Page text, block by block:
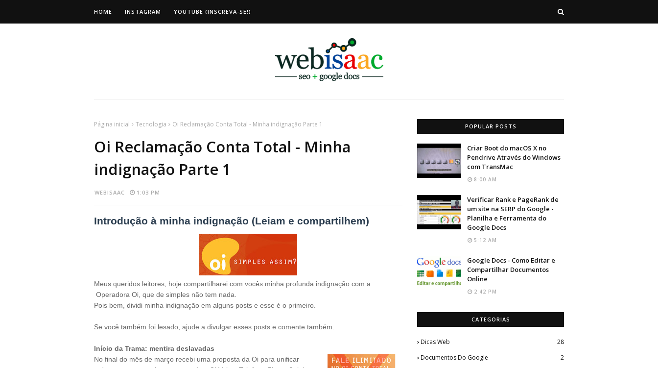
HOME INSTAGRAM YOUTUBE (INSCREVA-SE!)
Página inicial Tecnologia Oi Reclamação Conta Total - Minha indignação Parte 1
Oi Reclamação Conta Total - Minha
indignação Parte 1
WEBISAAC 1:03 PM
Introdução à minha indignação (Leiam e compartilhem)
Meus queridos leitores, hoje compartilharei com vocês minha profunda indignação com a
Operadora Oi, que de simples não tem nada.
Pois bem, dividi minha indignação em alguns posts e esse é o primeiro.
Se você também foi lesado, ajude a divulgar esses posts e comente também.
Início da Trama: mentira deslavadas
No final do mês de março recebi uma proposta da Oi para unificar
POPULAR POSTS
Criar Boot do macOS X no
Pendrive Através do Windows
com TransMac
8:00 AM
Verificar Rank e PageRank de
um site na SERP do Google -
Planilha e Ferramenta do
Google Docs
5:12 AM
Google Docs - Como Editar e
Compartilhar Documentos
Online
2:42 PM
CATEGORIAS
Dicas Web
28
Documentos Do Google
2